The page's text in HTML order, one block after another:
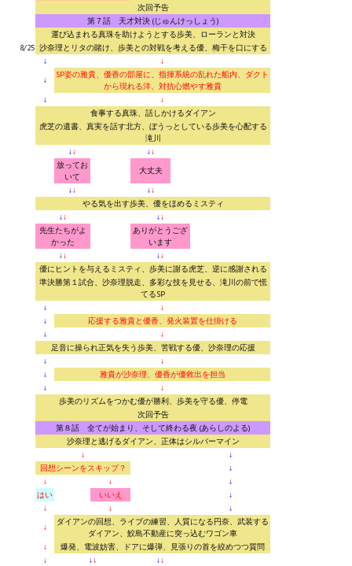
次回予告
第７話 天才対決 (じゅんけっしょう)
運び込まれる真珠を助けようとする歩美、ローランと対決
8/25 沙奈理とリタの賭け、歩美との対戦を考える優、梅干を口にする
↓
↓
↓
SP姿の雅貴、優香の部屋に、指揮系統の乱れた船内、ダクト
から現れる洋、対抗心燃やす雅貴
↓
↓
食事する真珠、話しかけるダイアン
虎芝の遺書、真実を話す北方、ぼうっとしている歩美を心配する
滝川
↓↓ ↓↓
放ってお
いて
大丈夫
↓↓ ↓↓
やる気を出す歩美、優をほめるミスティ
↓↓ ↓↓
先生たちがよ
かった
ありがとうござ
います
↓↓ ↓↓
優にヒントを与えるミスティ、歩美に謝る虎芝、逆に感謝される
準決勝第１試合、沙奈理脱走、多彩な技を見せる、滝川の前で慌
てるSP
↓
↓
↓
応援する雅貴と優香、発火装置を仕掛ける
↓
↓
足音に操られ正気を失う歩美、苦戦する優、沙奈理の応援
↓
↓
↓
雅貴が沙奈理、優香が優救出を担当
↓
↓
歩美のリズムをつかむ優が勝利、歩美を守る優、停電
次回予告
第８話 全てが始まり、そして終わる夜 (あらしのよる)
沙奈理と逃げるダイアン、正体はシルバーマイン
↓
↓
回想シーンをスキップ？
↓
↓
↓
↓
はい
いいえ
↓
↓
↓
↓
↓
ダイアンの回想、ライブの練習、人質になる円奈、武装する
ダイアン、鮫島不動産に突っ込むワゴン車
↓
爆発、電波妨害、ドアに爆弾、見張りの首を絞めつつ質問
↓
↓↓ ↓↓